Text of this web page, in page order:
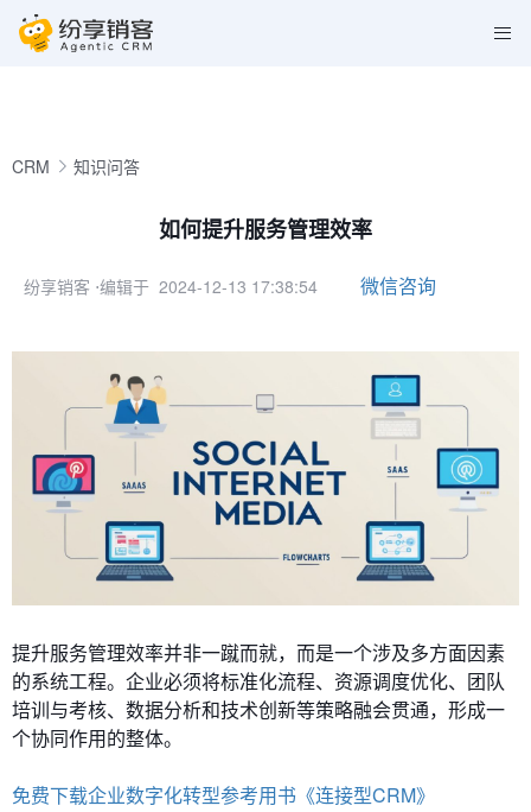
CRM 知识问答
如何提升服务管理效率
纷享销客 ⋅编辑于 2024-12-13 17:38:54 微信咨询
提升服务管理效率并非一蹴而就，而是一个涉及多方面因素
的系统工程。企业必须将标准化流程、资源调度优化、团队
培训与考核、数据分析和技术创新等策略融会贯通，形成一
个协同作用的整体。
免费下载企业数字化转型参考用书《连接型CRM》